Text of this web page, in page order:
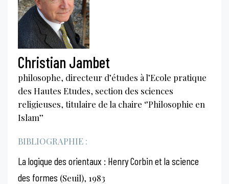
Christian Jambet
philosophe, directeur d’études à l’Ecole pratique
des Hautes Etudes, section des sciences
religieuses, titulaire de la chaire ‘’Philosophie en
Islam’’
BIBLIOGRAPHIE :
La logique des orientaux : Henry Corbin et la science
des formes (Seuil), 1983